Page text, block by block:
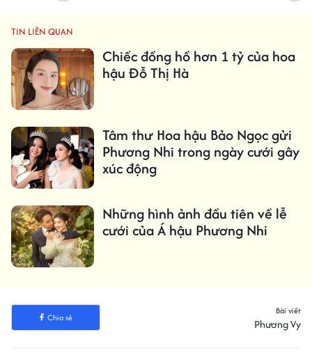
TIN LIÊN QUAN
Chiếc đồng hồ hơn 1 tỷ của hoa
hậu Đỗ Thị Hà
Tâm thư Hoa hậu Bảo Ngọc gửi
Phương Nhi trong ngày cưới gây
xúc động
Những hình ảnh đầu tiên về lễ
cưới của Á hậu Phương Nhi
Chia sẻ
Bài viết
Phương Vy